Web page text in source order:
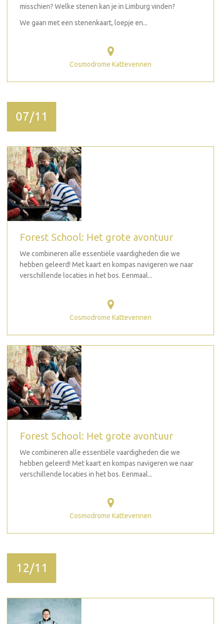
misschien? Welke stenen kan je in Limburg vinden?
We gaan met een stenenkaart, loepje en...
Cosmodrome Kattevennen
07/11
Forest School: Het grote avontuur
We combineren alle essentiële vaardigheden die we
hebben geleerd! Met kaart en kompas navigeren we naar
verschillende locaties in het bos. Eenmaal...
Cosmodrome Kattevennen
Forest School: Het grote avontuur
We combineren alle essentiële vaardigheden die we
hebben geleerd! Met kaart en kompas navigeren we naar
verschillende locaties in het bos. Eenmaal...
Cosmodrome Kattevennen
12/11